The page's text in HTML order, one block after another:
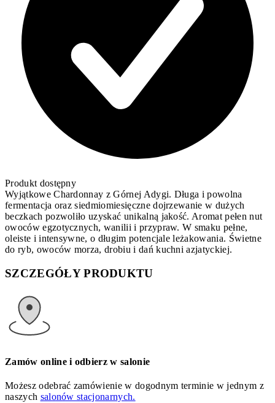
Produkt dostępny
Wyjątkowe Chardonnay z Górnej Adygi. Długa i powolna
fermentacja oraz siedmiomiesięczne dojrzewanie w dużych
beczkach pozwoliło uzyskać unikalną jakość. Aromat pełen nut
owoców egzotycznych, wanilii i przypraw. W smaku pełne,
oleiste i intensywne, o długim potencjale leżakowania. Świetne
do ryb, owoców morza, drobiu i dań kuchni azjatyckiej.
SZCZEGÓŁY PRODUKTU
Zamów online i odbierz w salonie
Możesz odebrać zamówienie w dogodnym terminie w jednym z
naszych salonów stacjonarnych.